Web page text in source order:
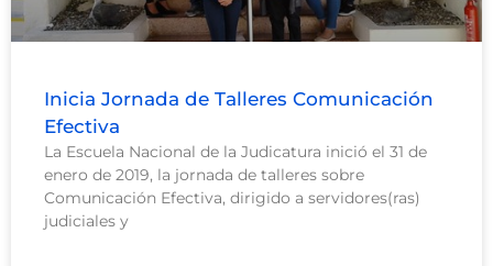
Inicia Jornada de Talleres Comunicación
Efectiva
La Escuela Nacional de la Judicatura inició el 31 de
enero de 2019, la jornada de talleres sobre
Comunicación Efectiva, dirigido a servidores(ras)
judiciales y